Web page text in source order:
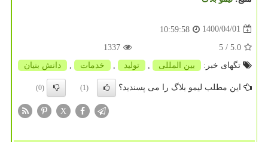
1400/04/01
10:59:58
5.0
/ 5
1337
تگهای خبر:
بین المللی تولید خدمات دانش بنیان
این مطلب لیمو بلاگ را می پسندید؟ (1)
(0)
X